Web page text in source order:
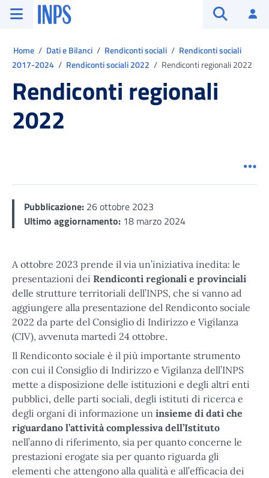
Vai al menu principale
Vai al contenuto principale
Vai al pie' di pagina
INPS ()
Home Dati e Bilanci Rendiconti sociali
Rendiconti sociali
2017-2024
Rendiconti sociali 2022 Rendiconti regionali 2022
Rendiconti regionali
2022
Pubblicazione: 26 ottobre 2023
Ultimo aggiornamento: 18 marzo 2024
A ottobre 2023 prende il via un’iniziativa inedita: le
presentazioni dei Rendiconti regionali e provinciali
delle strutture territoriali dell’INPS, che si vanno ad
aggiungere alla presentazione del Rendiconto sociale
2022 da parte del Consiglio di Indirizzo e Vigilanza
(CIV), avvenuta martedì 24 ottobre.
Il Rendiconto sociale è il più importante strumento
con cui il Consiglio di Indirizzo e Vigilanza dell’INPS
mette a disposizione delle istituzioni e degli altri enti
pubblici, delle parti sociali, degli istituti di ricerca e
degli organi di informazione un insieme di dati che
riguardano l’attività complessiva dell’Istituto
nell’anno di riferimento, sia per quanto concerne le
prestazioni erogate sia per quanto riguarda gli
elementi che attengono alla qualità e all’efficacia dei